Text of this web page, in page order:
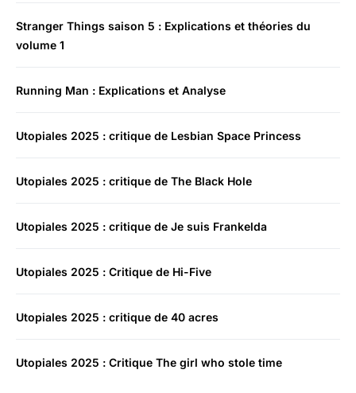
Stranger Things saison 5 : Explications et théories du
volume 1
Running Man : Explications et Analyse
Utopiales 2025 : critique de Lesbian Space Princess
Utopiales 2025 : critique de The Black Hole
Utopiales 2025 : critique de Je suis Frankelda
Utopiales 2025 : Critique de Hi-Five
Utopiales 2025 : critique de 40 acres
Utopiales 2025 : Critique The girl who stole time